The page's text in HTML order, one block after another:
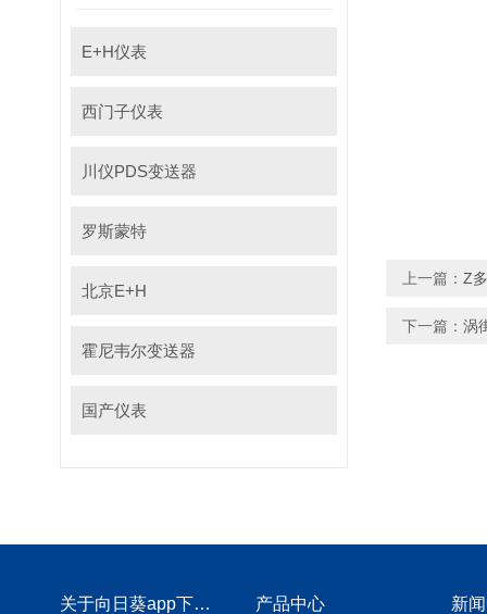
E+H仪表
西门子仪表
川仪PDS变送器
罗斯蒙特
北京E+H
霍尼韦尔变送器
国产仪表
上一篇： Z
下一篇： 涡
关于向日葵app下载安装官方免费下载 产品中心 新